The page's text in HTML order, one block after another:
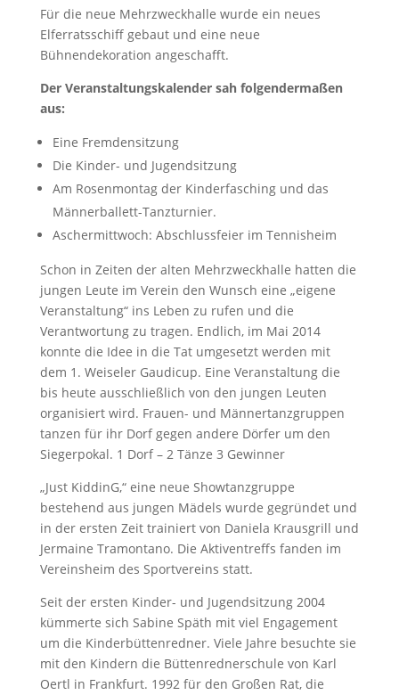
Für die neue Mehrzweckhalle wurde ein neues
Elferratsschiff gebaut und eine neue
Bühnendekoration angeschafft.
Der Veranstaltungskalender sah folgendermaßen
aus:
Eine Fremdensitzung
Die Kinder- und Jugendsitzung
Am Rosenmontag der Kinderfasching und das
Männerballett-Tanzturnier.
Aschermittwoch: Abschlussfeier im Tennisheim
Schon in Zeiten der alten Mehrzweckhalle hatten die
jungen Leute im Verein den Wunsch eine „eigene
Veranstaltung“ ins Leben zu rufen und die
Verantwortung zu tragen. Endlich, im Mai 2014
konnte die Idee in die Tat umgesetzt werden mit
dem 1. Weiseler Gaudicup. Eine Veranstaltung die
bis heute ausschließlich von den jungen Leuten
organisiert wird. Frauen- und Männertanzgruppen
tanzen für ihr Dorf gegen andere Dörfer um den
Siegerpokal. 1 Dorf – 2 Tänze 3 Gewinner
„Just KiddinG,“ eine neue Showtanzgruppe
bestehend aus jungen Mädels wurde gegründet und
in der ersten Zeit trainiert von Daniela Krausgrill und
Jermaine Tramontano. Die Aktiventreffs fanden im
Vereinsheim des Sportvereins statt.
Seit der ersten Kinder- und Jugendsitzung 2004
kümmerte sich Sabine Späth mit viel Engagement
um die Kinderbüttenredner. Viele Jahre besuchte sie
mit den Kindern die Büttenrednerschule von Karl
Oertl in Frankfurt. 1992 für den Großen Rat, die